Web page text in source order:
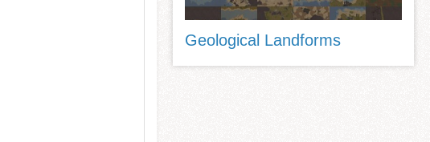
Geological Landforms